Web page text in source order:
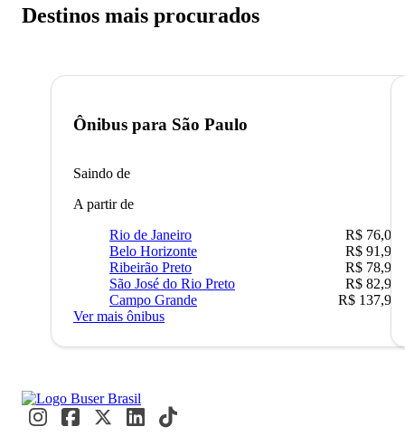
Destinos mais procurados
Ônibus para São Paulo
Saindo de
A partir de
Rio de Janeiro
R$ 76,09
Belo Horizonte
R$ 91,90
Ribeirão Preto
R$ 78,90
São José do Rio Preto
R$ 82,90
Campo Grande
R$ 137,90
Ver mais ônibus